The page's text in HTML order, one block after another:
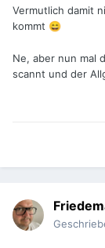
Vermutlich damit
kommt 😄
Ne, aber nun mal
scannt und der